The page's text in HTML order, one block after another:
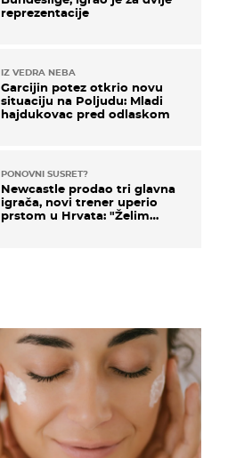
reprezentacije
IZ VEDRA NEBA
Garcijin potez otkrio novu
situaciju na Poljudu: Mladi
hajdukovac pred odlaskom
PONOVNI SUSRET?
Newcastle prodao tri glavna
igrača, novi trener uperio
prstom u Hrvata: "Želim